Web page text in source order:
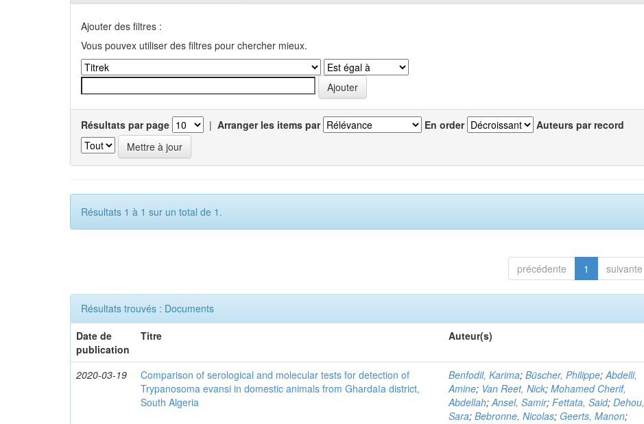
Ajouter des filtres :
Vous pouvex utiliser des filtres pour chercher mieux.
Résultats par page | Arranger les items par En order Auteurs par record
Résultats 1 à 1 sur un total de 1.
précédente 1 suivante
Résultats trouvés : Documents
Date de
publication
Titre Auteur(s)
2020-03-19
Comparison of serological and molecular tests for detection of
Trypanosoma evansi in domestic animals from Ghardaïa district,
South Algeria
Benfodil, Karima;Büscher, Philippe;Abdelli,
Amine; Van Reet, Nick;Mohamed Cherif,
Abdellah;Ansel, Samir;Fettata, Said;Dehou,
Sara;Bebronne, Nicolas; Geerts, Manon;